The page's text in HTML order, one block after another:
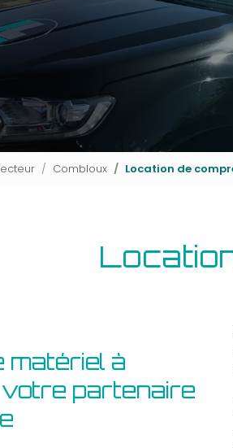
Combloux Location de
matériel à
votre partenaire